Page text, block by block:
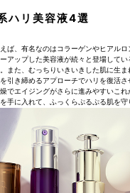
ハリ美容液4選
ば、有名なのはコラーゲンやヒアル
アップした美容液が続々と登場して
また、むっちりいきいきした肌に生
引き締めるアプローチでハリを復活
でエイジングがさらに進みやすいこれ
手に入れて、ふっくらぷるぷる肌を守